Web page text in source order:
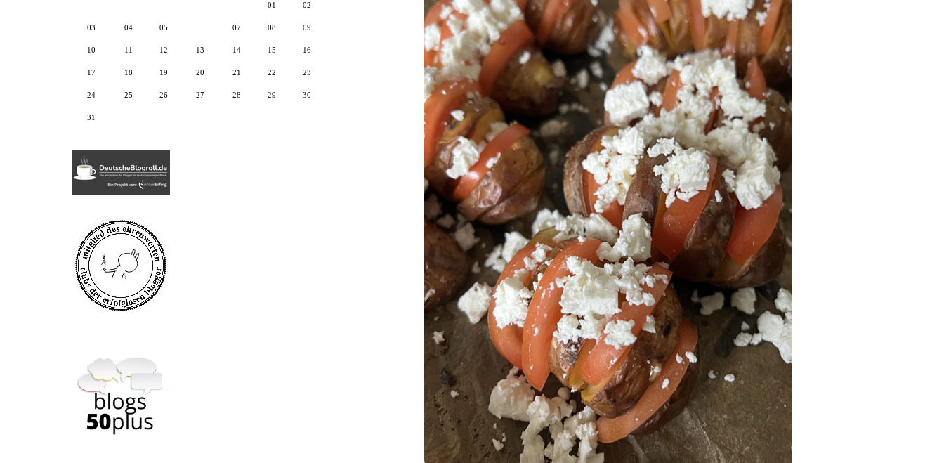
01 02
03 04 05 07 08 09
10 11 12 13 14 15 16
17 18 19 20 21 22 23
24 25 26 27 28 29 30
31